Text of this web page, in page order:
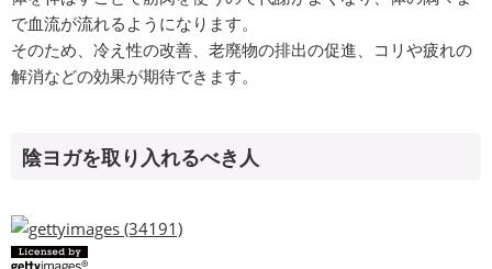
で血流が流れるようになります。
そのため、冷え性の改善、老廃物の排出の促進、コリや疲れの
解消などの効果が期待できます。
陰ヨガを取り入れるべき人